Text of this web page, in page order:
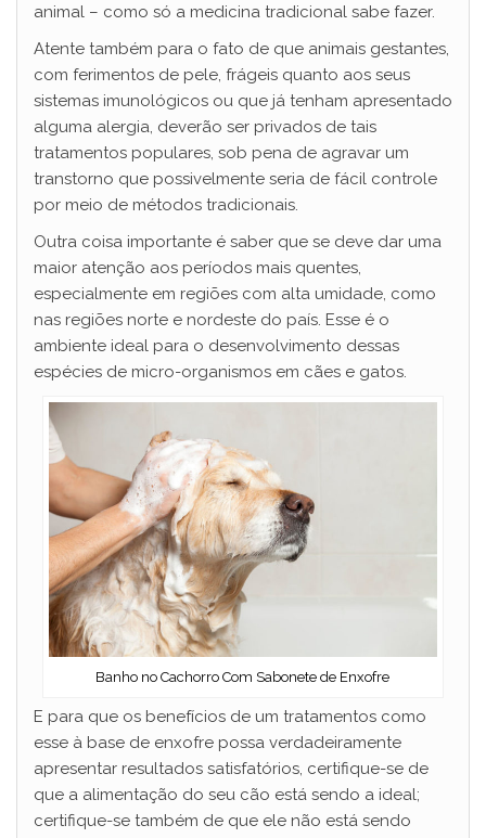
animal – como só a medicina tradicional sabe fazer.
Atente também para o fato de que animais gestantes,
com ferimentos de pele, frágeis quanto aos seus
sistemas imunológicos ou que já tenham apresentado
alguma alergia, deverão ser privados de tais
tratamentos populares, sob pena de agravar um
transtorno que possivelmente seria de fácil controle
por meio de métodos tradicionais.
Outra coisa importante é saber que se deve dar uma
maior atenção aos períodos mais quentes,
especialmente em regiões com alta umidade, como
nas regiões norte e nordeste do país. Esse é o
ambiente ideal para o desenvolvimento dessas
espécies de micro-organismos em cães e gatos.
Banho no Cachorro Com Sabonete de Enxofre
E para que os benefícios de um tratamentos como
esse à base de enxofre possa verdadeiramente
apresentar resultados satisfatórios, certifique-se de
que a alimentação do seu cão está sendo a ideal;
certifique-se também de que ele não está sendo